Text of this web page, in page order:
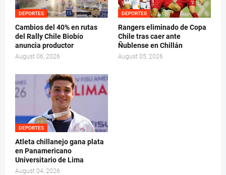
DEPORTES
Cambios del 40% en rutas
del Rally Chile Biobío
anuncia productor
August 06, 2026
DEPORTES
Rangers eliminado de Copa
Chile tras caer ante
Ñublense en Chillán
August 05, 2026
DEPORTES
Atleta chillanejo gana plata
en Panamericano
Universitario de Lima
August 04, 2026